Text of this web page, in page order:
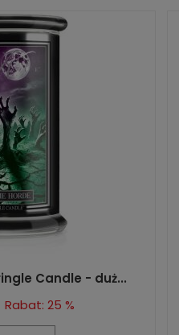
Candle - duż...
Rabat: 25 %